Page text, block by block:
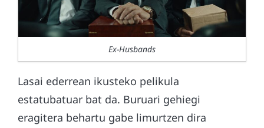
Ex-Husbands
Lasai ederrean ikusteko pelikula
estatubatuar bat da. Buruari gehiegi
eragitera behartu gabe limurtzen dira